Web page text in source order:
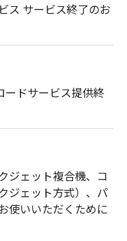
ス サービス終了のお
ードサービス提供終
ジェット複合機、コ
ジェット方式）、パ
使いいただくために